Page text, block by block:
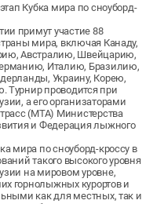
Кубка мира по сноуборд-
примут участие 88
мира, включая Канаду,
Австралию, Швейцарию,
Италию, Бразилию,
Украину, Корею,
проводится при
а его организаторами
(MTA) Министерства
и Федерация лыжного
мира по сноуборд-кроссу в
такого высокого уровня
на мировом уровне,
горнолыжных курортов и
как для местных, так и